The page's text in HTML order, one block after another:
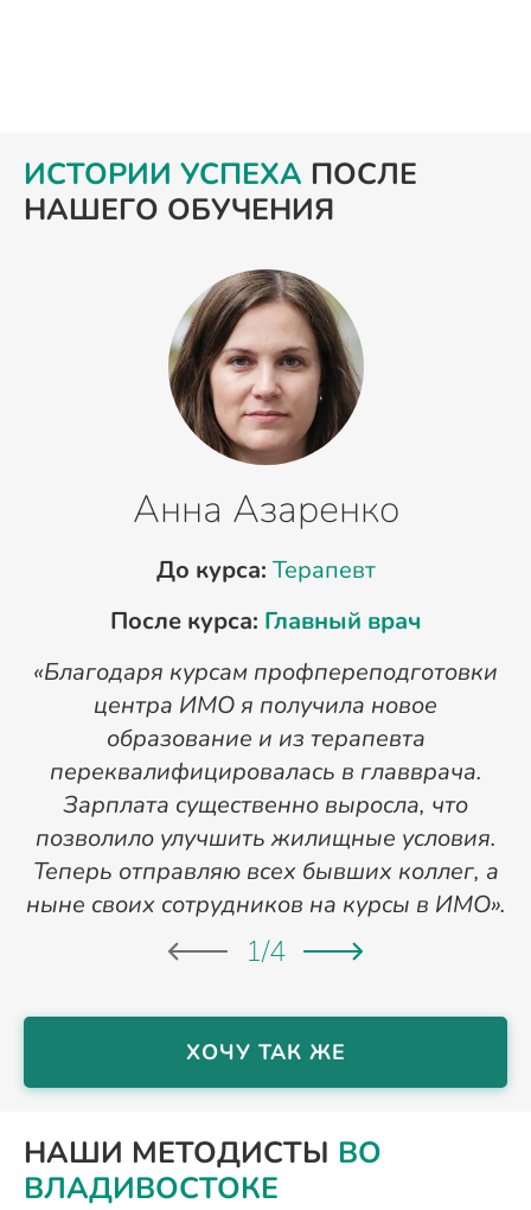
ИСТОРИИ УСПЕХА ПОСЛЕ
НАШЕГО ОБУЧЕНИЯ
Анна Азаренко
До курса: Терапевт
После курса: Главный врач
«Благодаря курсам профпереподготовки
центра ИМО я получила новое
образование и из терапевта
переквалифицировалась в главврача.
Зарплата существенно выросла, что
позволило улучшить жилищные условия.
Теперь отправляю всех бывших коллег, а
ныне своих сотрудников на курсы в ИМО».
1/4
ХОЧУ ТАК ЖЕ
НАШИ МЕТОДИСТЫ ВО
ВЛАДИВОСТОКЕ